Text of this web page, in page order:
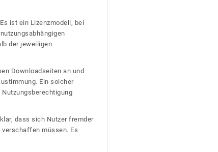
ist ein Lizenzmodell, bei
der jeweiligen
Downloadseiten an und
Ein solcher
dass sich Nutzer fremder
müssen. Es